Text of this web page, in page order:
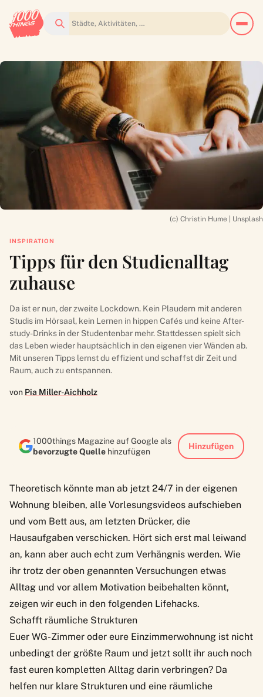
Suchen
(c) Christin Hume | Unsplash
INSPIRATION
Tipps für den Studienalltag
zuhause
Da ist er nun, der zweite Lockdown. Kein Plaudern mit anderen
Studis im Hörsaal, kein Lernen in hippen Cafés und keine After-
study-Drinks in der Studentenbar mehr. Stattdessen spielt sich
das Leben wieder hauptsächlich in den eigenen vier Wänden ab.
Mit unseren Tipps lernst du effizient und schaffst dir Zeit und
Raum, auch zu entspannen.
von Pia Miller-Aichholz
1000things Magazine auf Google als
bevorzugte Quelle hinzufügen
Hinzufügen
Theoretisch könnte man ab jetzt 24/7 in der eigenen
Wohnung bleiben, alle Vorlesungsvideos aufschieben
und vom Bett aus, am letzten Drücker, die
Hausaufgaben verschicken. Hört sich erst mal leiwand
an, kann aber auch echt zum Verhängnis werden. Wie
ihr trotz der oben genannten Versuchungen etwas
Alltag und vor allem Motivation beibehalten könnt,
zeigen wir euch in den folgenden Lifehacks.
Schafft räumliche Strukturen
Euer WG-Zimmer oder eure Einzimmerwohnung ist nicht
unbedingt der größte Raum und jetzt sollt ihr auch noch
fast euren kompletten Alltag darin verbringen? Da
helfen nur klare Strukturen und eine räumliche